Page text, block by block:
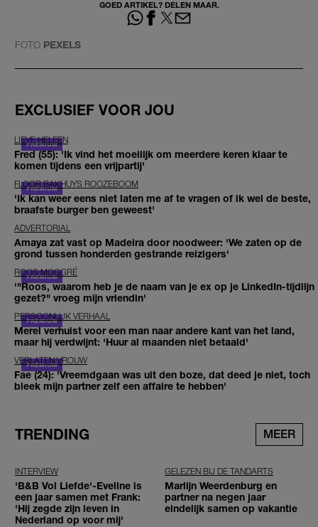
GOED ARTIKEL? DELEN MAAR.
FOTO PEXELS
EXCLUSIEF VOOR JOU
LIEVE HELEEN
Fred (55): 'Ik vind het moeilijk om meerdere keren klaar te
komen tijdens een vrijpartij'
FLOOR BAKHUYS ROOZEBOOM
'Ik kan weer eens niet laten me af te vragen of ik wel de beste,
braafste burger ben geweest'
ADVERTORIAL
Amaya zat vast op Madeira door noodweer: 'We zaten op de
grond tussen honderden gestrande reizigers'
ROOS MOGGRÉ
'"Roos, waarom heb je de naam van je ex op je LinkedIn-tijdlijn
gezet?" vroeg mijn vriendin'
PERSOONLIJK VERHAAL
Merel verhuist voor een man naar andere kant van het land,
maar hij verdwijnt: 'Huur al maanden niet betaald'
VERLATEN VROUW
Fae (24): 'Vreemdgaan was uit den boze, dat deed je niet, toch
bleek mijn partner zelf een affaire te hebben'
TRENDING MEER
INTERVIEW
'B&B Vol Liefde'-Eveline is
een jaar samen met Frank:
'Hij zegde zijn leven in
Nederland op voor mij'
GELEZEN BIJ DE TANDARTS
Marlijn Weerdenburg en
partner na negen jaar
eindelijk samen op vakantie